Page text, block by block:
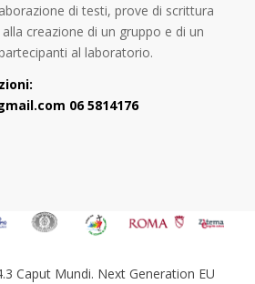
di testi, prove di scrittura
creazione di un gruppo e di un
al laboratorio.
06 5814176
Caput Mundi. Next Generation EU